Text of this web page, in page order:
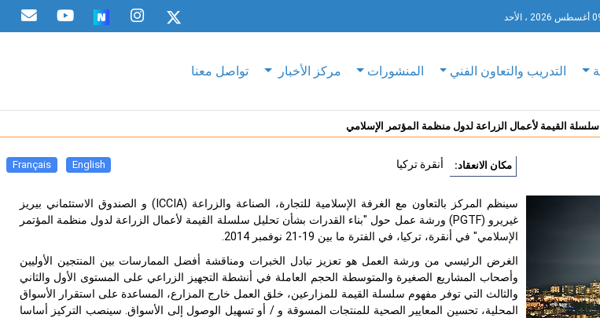
2026 ، الأحد
التدريب والتعاون الفني المنشورات مركز الأخبار تواصل معنا
القيمة لأعمال الزراعة لدول منظمة المؤتمر الإسلامي
مكان الانعقاد: أنقرة تركيا English
Français
سينظم المركز بالتعاون مع الغرفة الإسلامية للتجارة، الصناعة والزراعة (ICCIA) و الصندوق الاستئماني بيريز
غيريرو (PGTF) ورشة عمل حول "بناء القدرات بشأن تحليل سلسلة القيمة لأعمال الزراعة لدول منظمة المؤتمر
الإسلامي" في أنقرة، تركيا، في الفترة ما بين 19-21 نوفمبر 2014.
الغرض الرئيسي من ورشة العمل هو تعزيز تبادل الخبرات ومناقشة أفضل الممارسات بين المنتجين الأوليين
وأصحاب المشاريع الصغيرة والمتوسطة الحجم العاملة في أنشطة التجهيز الزراعي على المستوى الأول والثاني
والثالث التي توفر مفهوم سلسلة القيمة للمزارعين، خلق العمل خارج المزارع، المساعدة على استقرار الأسواق
المحلية، تحسين المعايير الصحية للمنتجات المسوقة و / أو تسهيل الوصول إلى الأسواق. سينصب التركيز أساسا